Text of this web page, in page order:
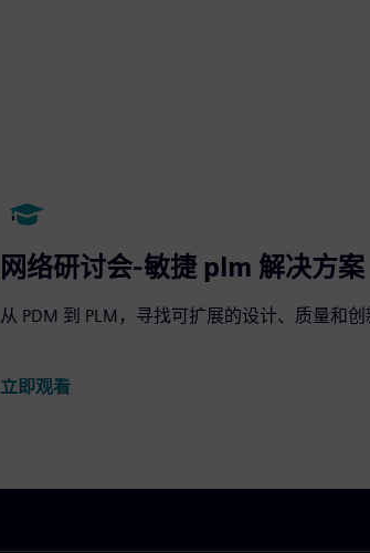
网络研讨会-敏捷 plm 解决方案
从 PDM 到 PLM，寻找可扩展的设计、质量和创
立即观看